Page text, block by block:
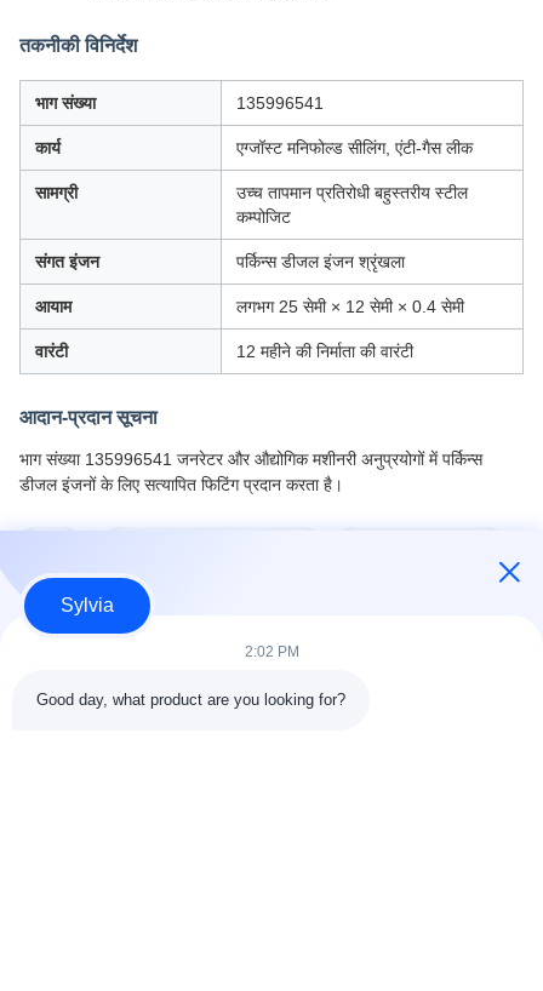
तकनीकी विनिर्देश
भाग संख्या 135996541
कार्य एग्जॉस्ट मनिफोल्ड सीलिंग, एंटी-गैस लीक
सामग्री
उच्च तापमान प्रतिरोधी बहुस्तरीय स्टील
कम्पोजिट
संगत इंजन पर्किन्स डीजल इंजन श्रृंखला
आयाम लगभग 25 सेमी × 12 सेमी × 0.4 सेमी
वारंटी 12 महीने की निर्माता की वारंटी
आदान-प्रदान सूचना
भाग संख्या 135996541 जनरेटर और औद्योगिक मशीनरी अनुप्रयोगों में पर्किन्स
डीजल इंजनों के लिए सत्यापित फिटिंग प्रदान करता है।
त्वरित संपर्क करें
Sylvia
2:02 PM
Good day, what product are you looking for?